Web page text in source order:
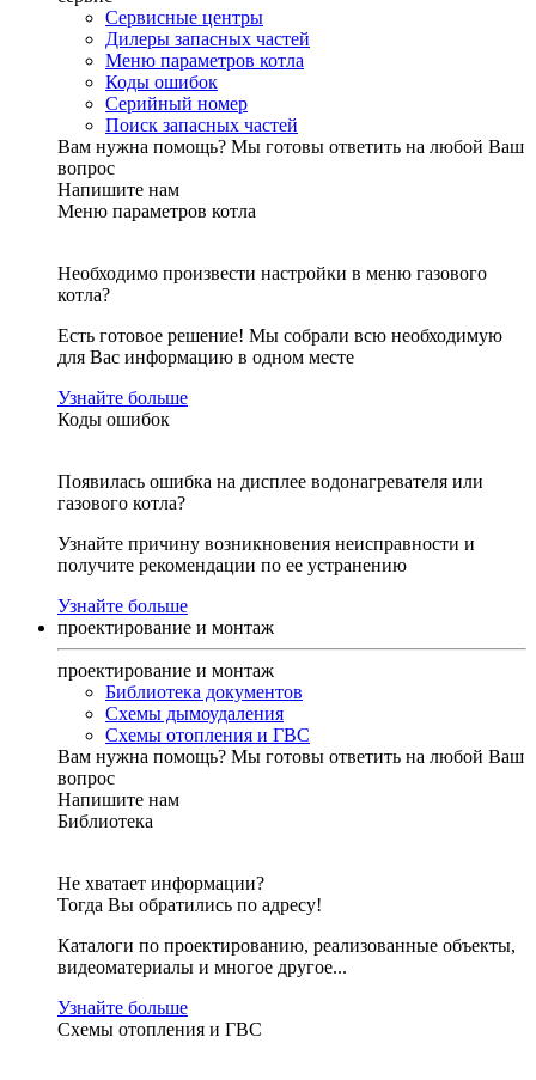
Сервисные центры
Дилеры запасных частей
Меню параметров котла
Коды ошибок
Серийный номер
Поиск запасных частей
Вам нужна помощь? Мы готовы ответить на любой Ваш
вопрос
Напишите нам
Меню параметров котла
Необходимо произвести настройки в меню газового
котла?
Есть готовое решение! Мы собрали всю необходимую
для Вас информацию в одном месте
Узнайте больше
Коды ошибок
Появилась ошибка на дисплее водонагревателя или
газового котла?
Узнайте причину возникновения неисправности и
получите рекомендации по ее устранению
Узнайте больше
проектирование и монтаж
проектирование и монтаж
Библиотека документов
Схемы дымоудаления
Схемы отопления и ГВС
Вам нужна помощь? Мы готовы ответить на любой Ваш
вопрос
Напишите нам
Библиотека
Не хватает информации?
Тогда Вы обратились по адресу!
Каталоги по проектированию, реализованные объекты,
видеоматериалы и многое другое...
Узнайте больше
Схемы отопления и ГВС